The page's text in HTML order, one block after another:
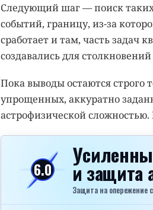
Следующий шаг — поиск таких
событий, границу, из-за
сработает и там, часть задач
создавались для
Пока выводы остаются строго
упрощенных, аккуратно
астрофизической
6.0 и защита
Защита на опережение